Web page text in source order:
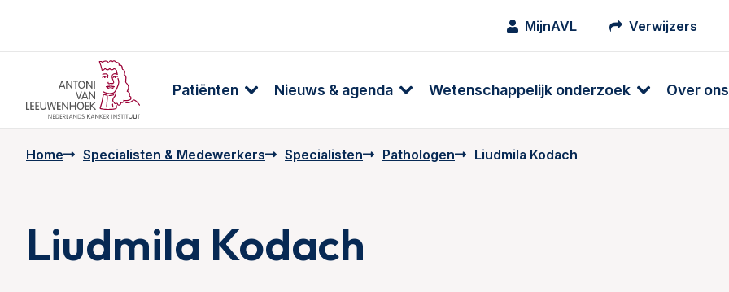
MijnAVL Verwijzers
Patiënten Nieuws & agenda Wetenschappelijk onderzoek Over ons
Home Specialisten & Medewerkers Specialisten Pathologen Liudmila Kodach
Liudmila Kodach